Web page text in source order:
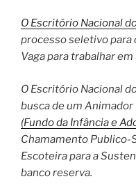
O Escritório Nacional
processo seletivo para
Vaga para trabalhar
O Escritório Nacional
busca de um
(Fundo da Infância e
Chamamento Publico-
Escoteira para a
banco reserva.